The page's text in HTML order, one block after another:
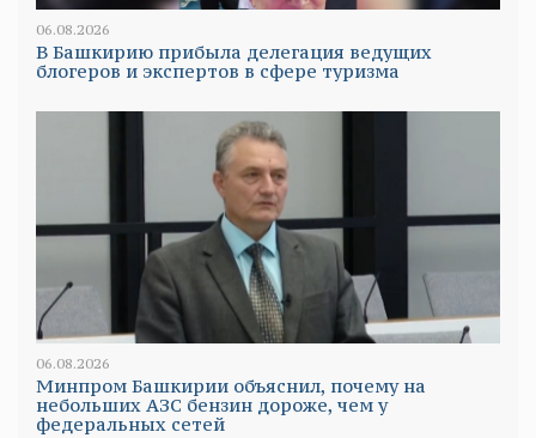
06.08.2026
В Башкирию прибыла делегация ведущих
блогеров и экспертов в сфере туризма
06.08.2026
Минпром Башкирии объяснил, почему на
небольших АЗС бензин дороже, чем у
федеральных сетей